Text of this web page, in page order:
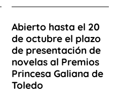
Abierto hasta el 20
de octubre el plazo
de presentación de
novelas al Premios
Princesa Galiana de
Toledo